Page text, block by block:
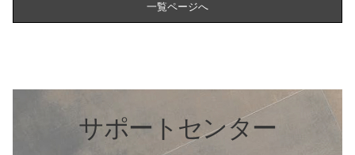
一覧ページへ
サポートセンター